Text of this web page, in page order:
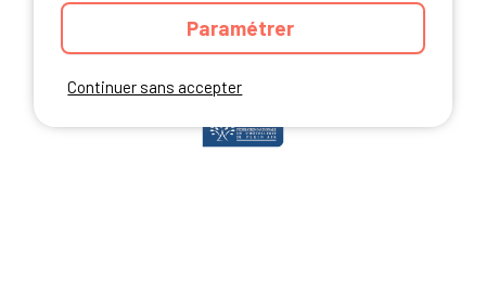
Continuer sans accepter
Paramétrer